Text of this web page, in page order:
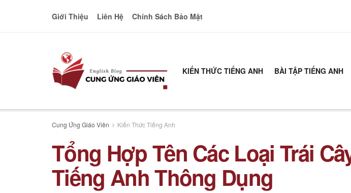
Giới Thiệu Liên Hệ Chính Sách Bảo Mật
KIẾN THỨC TIẾNG ANH BÀI TẬP TIẾNG ANH
Cung Ứng Giáo Viên Kiến Thức Tiếng Anh
Tổng Hợp Tên Các Loại Trái
Tiếng Anh Thông Dụng